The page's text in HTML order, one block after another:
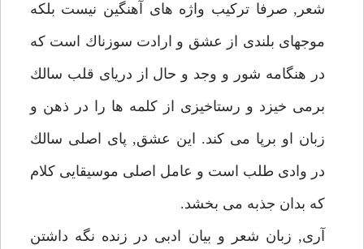
شعر, صرفا تركيب واژه هاى آهنگين نيست بلكه
موجهاى بلندى از عشق و ارادت سوزناك است كه
در هنگامه شور و وجد و حال از درياى قلب سالك
برمى خيزد و رستاخيزى از كلمه ها را در ذهن و
زبان او برپا مى كند. اين عشق, پاى اصلى سالك
در وادى طلب است و عامل اصلى موسيقايى كلام
كه بدان جذبه مى بخشد.
آرى, زبان شعر و بيان ادبى در زنده نگه داشتن